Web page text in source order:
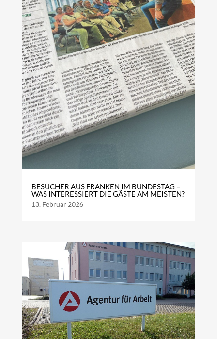
BESUCHER AUS FRANKEN IM BUNDESTAG –
WAS INTERESSIERT DIE GÄSTE AM MEISTEN?
13. Februar 2026